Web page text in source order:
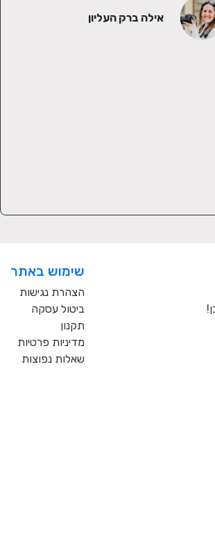
אילה ברק העליון
שימוש באתר
הצהרת נגישות
ביטול עסקה
תקנון
מדיניות פרטיות
שאלות נפוצות